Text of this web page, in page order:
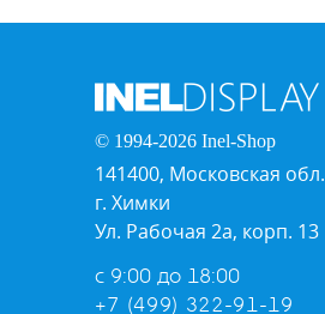
© 1994-2026 Inel-Shop
141400, Московская обл.
г. Химки
Ул. Рабочая 2а, корп. 13
с 9:00 до 18:00
+7 (499) 322-91-19